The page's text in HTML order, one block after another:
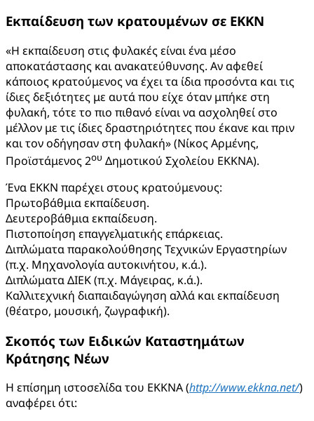
Εκπαίδευση των κρατουμένων σε ΕΚΚΝ
«Η εκπαίδευση στις φυλακές είναι ένα μέσο
αποκατάστασης και ανακατεύθυνσης. Αν αφεθεί
κάποιος κρατούμενος να έχει τα ίδια προσόντα και τις
ίδιες δεξιότητες με αυτά που είχε όταν μπήκε στη
φυλακή, τότε το πιο πιθανό είναι να ασχοληθεί στο
μέλλον με τις ίδιες δραστηριότητες που έκανε και πριν
και τον οδήγησαν στη φυλακή» (Νίκος Αρμένης,
Προϊστάμενος 2ου Δημοτικού Σχολείου ΕΚΚΝΑ).
Ένα ΕΚΚΝ παρέχει στους κρατούμενους:
Πρωτοβάθμια εκπαίδευση.
Δευτεροβάθμια εκπαίδευση.
Πιστοποίηση επαγγελματικής επάρκειας.
Διπλώματα παρακολούθησης Τεχνικών Εργαστηρίων
(π.χ. Μηχανολογία αυτοκινήτου, κ.ά.).
Διπλώματα ΔΙΕΚ (π.χ. Μάγειρας, κ.ά.).
Καλλιτεχνική διαπαιδαγώγηση αλλά και εκπαίδευση
(θέατρο, μουσική, ζωγραφική).
Σκοπός των Ειδικών Καταστημάτων
Κράτησης Νέων
Η επίσημη ιστοσελίδα του ΕΚΚΝΑ (http://www.ekkna.net/)
αναφέρει ότι: